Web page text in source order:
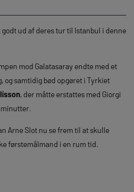
ud af deres tur til Istanbul i denne
mod Galatasaray endte med et
og samtidig bød opgøret i Tyrkiet
, der måtte erstattes med Giorgi
Arne Slot nu se frem til at skulle
førstemålmand i en rum tid.